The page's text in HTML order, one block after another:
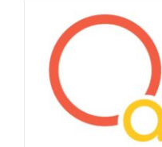
OPENASSO :
DES